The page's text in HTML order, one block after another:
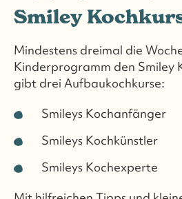
Smiley
Mindestens dreimal die
Kinderprogramm den Smiley
gibt drei Aufbaukochkurse:
Smileys Kochanfänger
Smileys Kochkünstler
Smileys Kochexperte